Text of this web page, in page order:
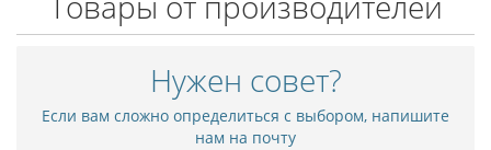
Нужен совет?
Если вам сложно определиться с выбором, напишите
нам на почту